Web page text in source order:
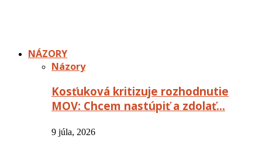
NÁZORY
Názory
Kosťuková kritizuje rozhodnutie
MOV: Chcem nastúpiť a zdolať…
9 júla, 2026